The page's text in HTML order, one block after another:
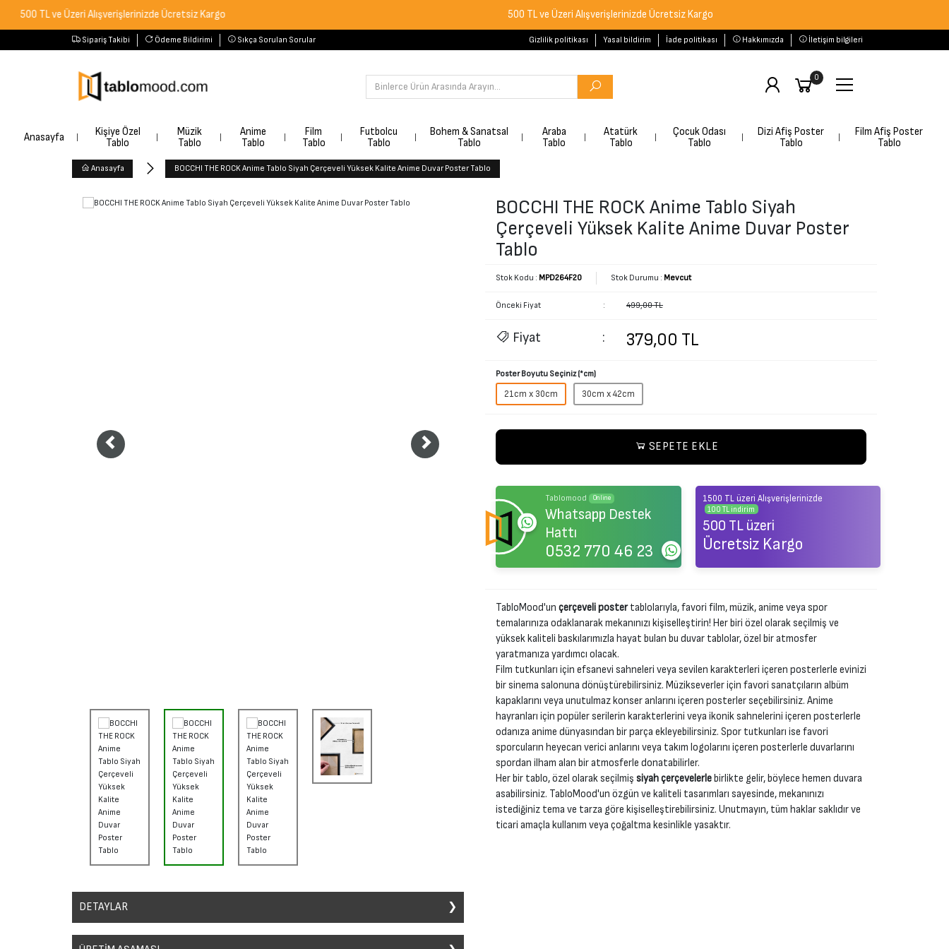
ve Üzeri Alışverişlerinizde Ücretsiz Kargo 500 TL ve Üzeri Alışverişlerinizde Ücretsiz Kargo
Sipariş Takibi Ödeme Bildirimi Sıkça Sorulan Sorular Gizlilik politikası Yasal bildirim İade politikası Hakkımızda İletişim bilgileri
0
Anasayfa
Kişiye Özel
Tablo
Müzik
Tablo
Anime
Tablo
Film
Tablo
Futbolcu
Tablo
Bohem & Sanatsal
Tablo
Araba
Tablo
Atatürk
Tablo
Çocuk Odası
Tablo
Dizi Afiş Poster
Tablo
Film Afiş Poster
Tablo
Anasayfa BOCCHI THE ROCK Anime Tablo Siyah Çerçeveli Yüksek Kalite Anime Duvar Poster Tablo
DETAYLAR
Sanatsal duvar posterleri, ev, ofis veya stüdyolar gibi herhangi bir alana dekoratif bir unsur eklemek
için kullanılan popüler bir sanat formudur. Bu posterler, birçok farklı sanat stili ve konu ile üretilebilir.
BOCCHI THE ROCK Anime Tablo Siyah
Çerçeveli Yüksek Kalite Anime Duvar Poster
Tablo
Stok Kodu : MPD264F20 Stok Durumu : Mevcut
Önceki Fiyat : 499,00 TL
Fiyat : 379,00 TL
Poster Boyutu Seçiniz (*cm)
21cm x 30cm 30cm x 42cm
SEPETE EKLE
Tablomood Online
Whatsapp Destek
Hattı
0532 770 46 23
1500 TL üzeri Alışverişlerinizde
100 TL indirim
500 TL üzeri
Ücretsiz Kargo
TabloMood'un çerçeveli postertablolarıyla, favori film, müzik, anime veya spor
temalarınıza odaklanarak mekanınızı kişiselleştirin! Her biri özel olarak seçilmiş ve
yüksek kaliteli baskılarımızla hayat bulan bu duvar tablolar, özel bir atmosfer
yaratmanıza yardımcı olacak.
Film tutkunları için efsanevi sahneleri veya sevilen karakterleri içeren posterlerle evinizi
bir sinema salonuna dönüştürebilirsiniz. Müzikseverler için favori sanatçıların albüm
kapaklarını veya unutulmaz konser anlarını içeren posterler seçebilirsiniz. Anime
hayranları için popüler serilerin karakterlerini veya ikonik sahnelerini içeren posterlerle
odanıza anime dünyasından bir parça ekleyebilirsiniz. Spor tutkunları ise favori
sporcuların heyecan verici anlarını veya takım logolarını içeren posterlerle duvarlarını
spordan ilham alan bir atmosferle donatabilirler.
Her bir tablo, özel olarak seçilmiş siyah çerçevelerlebirlikte gelir, böylece hemen duvara
asabilirsiniz. TabloMood'un özgün ve kaliteli tasarımları sayesinde, mekanınızı
istediğiniz tema ve tarza göre kişiselleştirebilirsiniz. Unutmayın, tüm haklar saklıdır ve
ticari amaçla kullanım veya çoğaltma kesinlikle yasaktır.